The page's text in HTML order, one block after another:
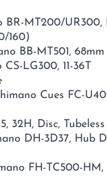
BR-MT200/UR300,
160)
BB-MT501, 68mm
LG300, 11-36T
Cues FC-
32H, Disc,
DH-3D37, Hub
FH-TC500-HM,